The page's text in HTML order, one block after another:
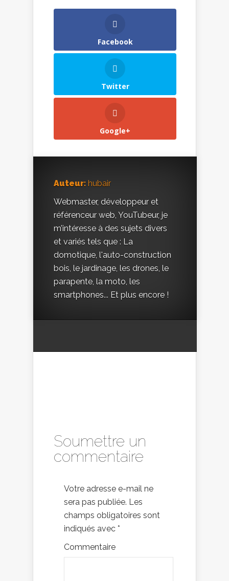
Facebook
Twitter
Google+
Auteur: hubair
Webmaster, développeur et
référenceur web, YouTubeur, je
m’intéresse à des sujets divers
et variés tels que : La
domotique, l'auto-construction
bois, le jardinage, les drones, le
parapente, la moto, les
smartphones... Et plus encore !
Soumettre un
commentaire
Votre adresse e-mail ne
sera pas publiée. Les
champs obligatoires sont
indiqués avec *
Commentaire